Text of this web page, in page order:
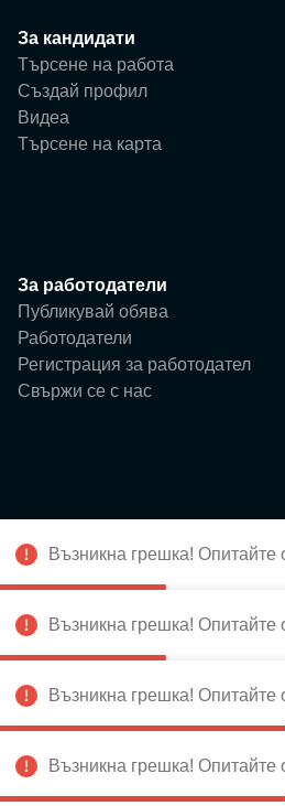
За кандидати
Търсене на работа
Създай профил
Видеа
Търсене на карта
За работодатели
Публикувай обява
Работодатели
Регистрация за работодател
Свържи се с нас
Блог
Събития
За нас
Истории
Абонирай се за новини
Възникна грешка! Опитайте
Възникна грешка! Опитайте
Възникна грешка! Опитайте
Възникна грешка! Опитайте